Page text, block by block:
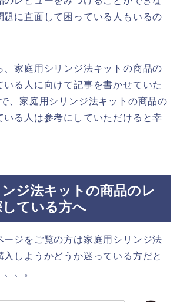
題に直面して困っている人もいるの
、家庭用シリンジ法キットの商品の
いる人に向けて記事を書かせていた
、家庭用シリンジ法キットの商品の
いる人は参考にしていただけると幸
ジ法キットの商品のレ
ている方へ
ージをご覧の方は家庭用シリンジ法
入しようかどうか迷っている方だと
、。